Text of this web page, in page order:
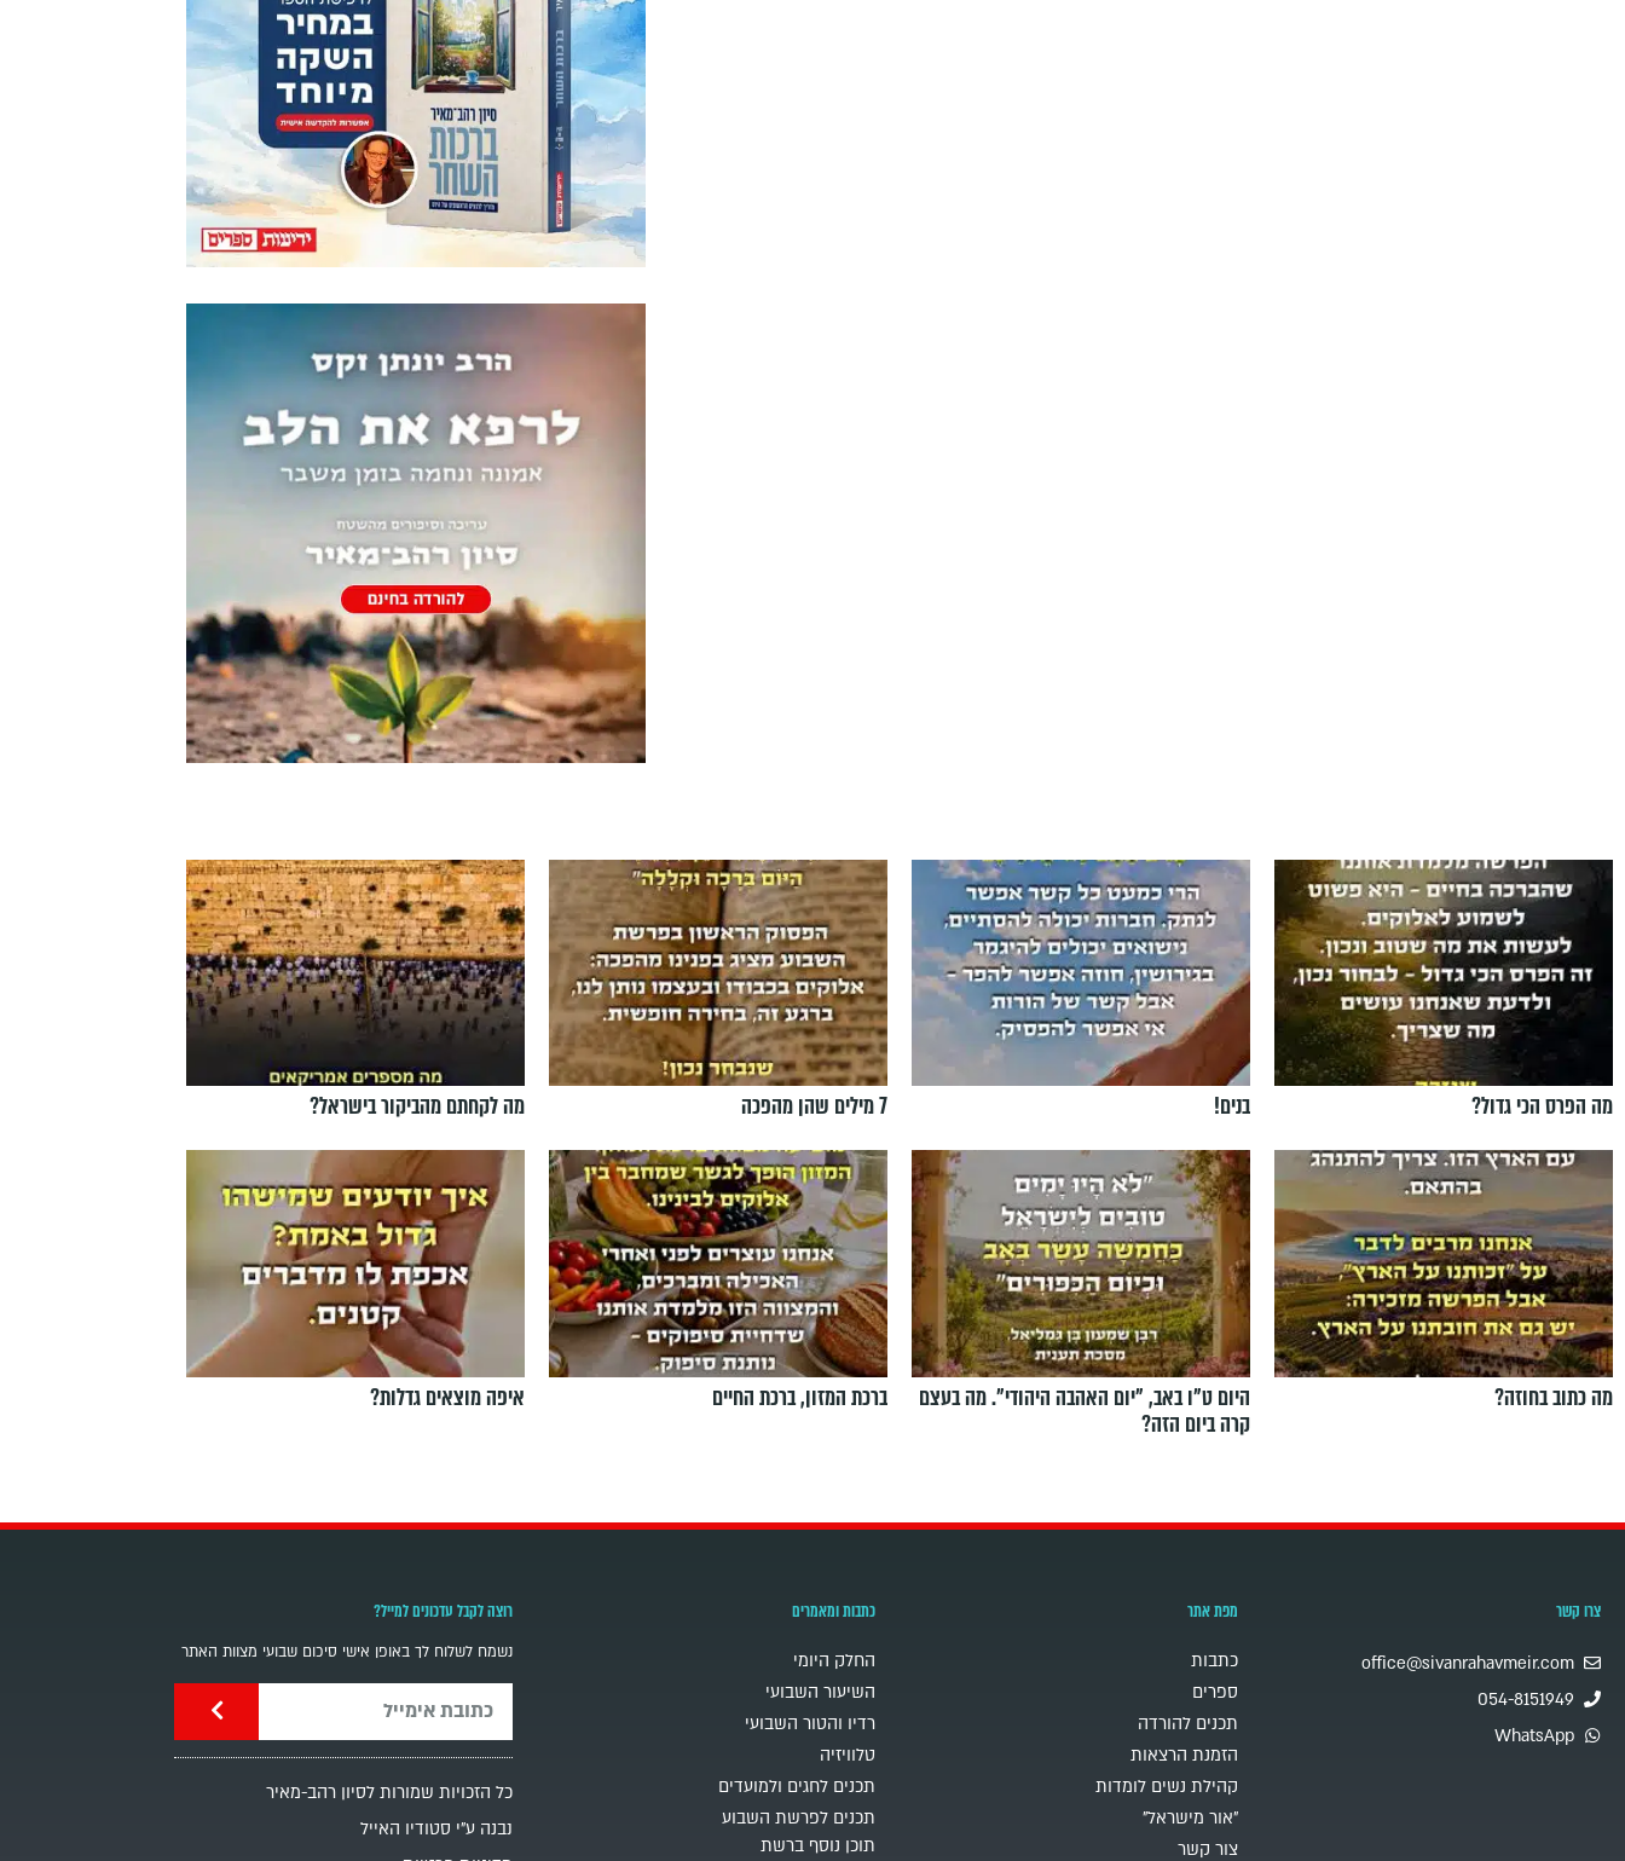
מה הפרס הכי גדול? בנים! 7 מילים שהן מהפכה מה לקחתם מהביקור בישראל?
מה כתוב בחוזה?
היום ט"ו באב, ”יום האהבה היהודי". מה בעצם
קרה ביום הזה?
ברכת המזון, ברכת החיים איפה מוצאים גדלות?
צרו קשר
office@sivanrahavmeir.com
054-8151949
WhatsApp
מפת אתר
כתבות
ספרים
תכנים להורדה
הזמנת הרצאות
קהילת נשים לומדות
"אור מישראל"
צור קשר
כתבות ומאמרים
החלק היומי
השיעור השבועי
רדיו והטור השבועי
טלוויזיה
תכנים לחגים ולמועדים
תכנים לפרשת השבוע
תוכן נוסף ברשת
רוצה לקבל עדכונים למייל?
נשמח לשלוח לך באופן אישי סיכום שבועי מצוות האתר
כל הזכויות שמורות לסיון רהב-מאיר
נבנה ע"י סטודיו האייל